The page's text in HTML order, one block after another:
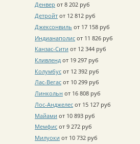
Денвер от 8 202 руб
Детройт от 12 812 руб
Джексонвиль от 17 158 руб
Индианаполис от 11 826 руб
Канзас-Сити от 12 344 руб
Кливленд от 19 297 руб
Колумбус от 12 392 руб
Лас-Вегас от 10 299 руб
Линкольн от 16 808 руб
Лос-Анджелес от 15 127 руб
Майами от 10 893 руб
Мемфис от 9 272 руб
Милуоки от 10 732 руб